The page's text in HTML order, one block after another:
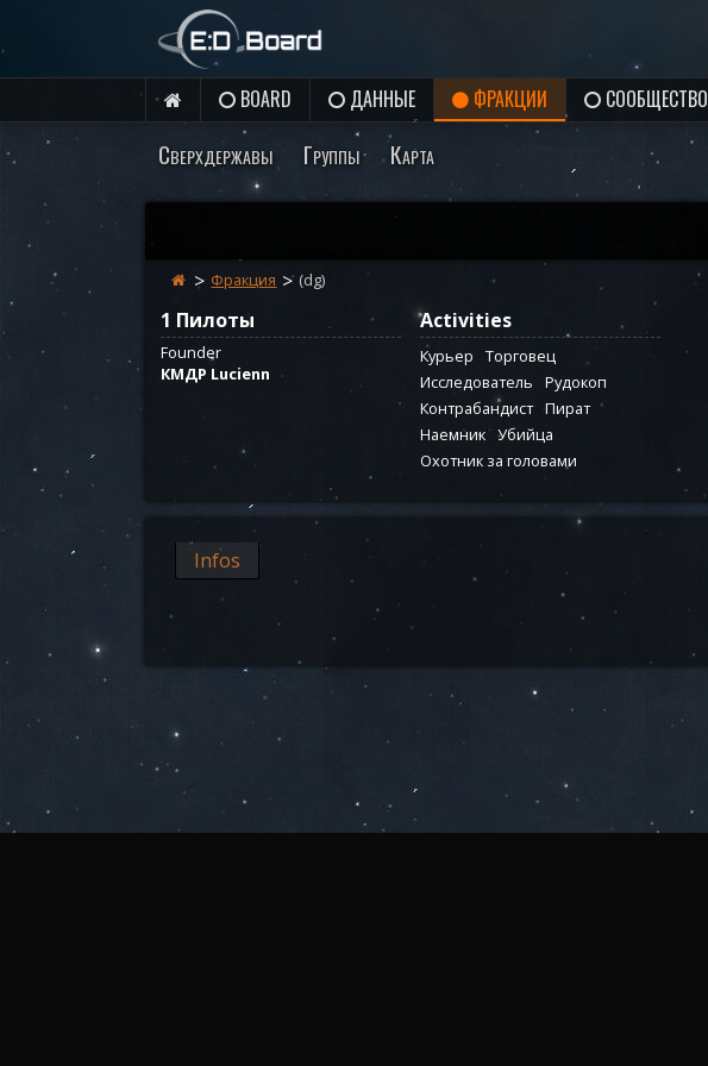
BOARD ДАННЫЕ ФРАКЦИИ СООБЩЕСТВО
Сверхдержавы Группы Карта
Фракция (dg)
1 Пилоты
Founder
КМДР Lucienn
Activities
Курьер
Торговец
Исследователь
Рудокоп
Контрабандист Пират
Наемник Убийца
Охотник за головами
Infos